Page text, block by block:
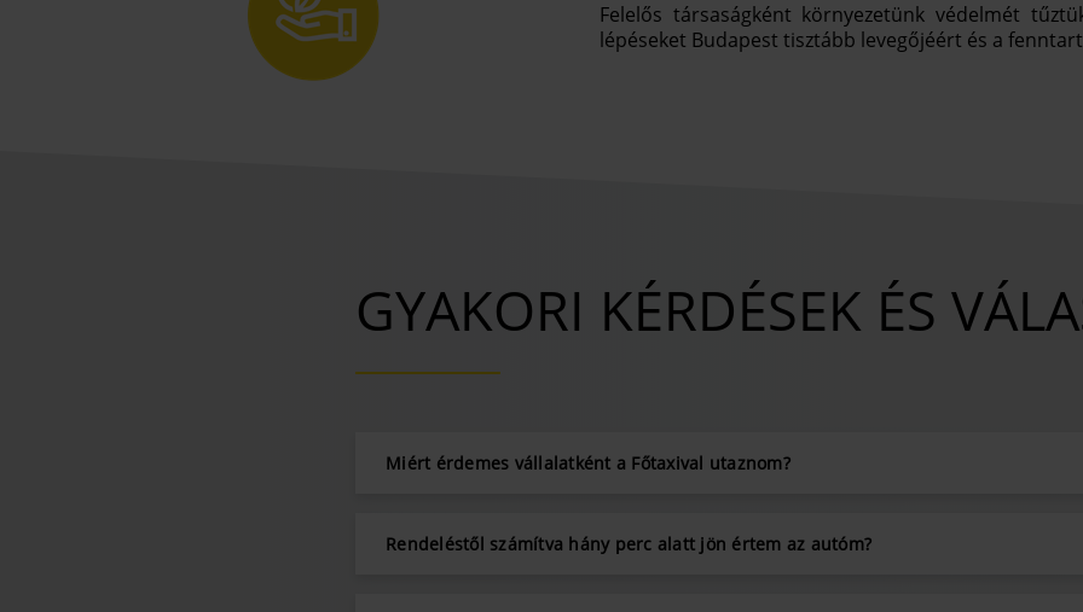
Felelős társaságként környezetünk védelmét
lépéseket Budapest tisztább levegőjéért és a
GYAKORI KÉRDÉSEK ÉS
Miért érdemes vállalatként a Főtaxival utaznom?
Rendeléstől számítva hány perc alatt jön értem az autóm?